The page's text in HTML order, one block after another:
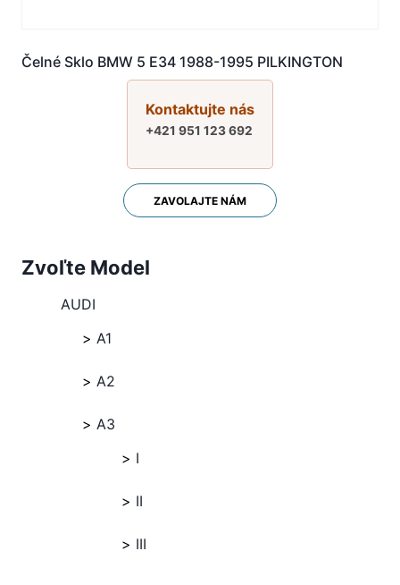
Čelné Sklo BMW 5 E34 1988-1995 PILKINGTON
Kontaktujte nás
+421 951 123 692
ZAVOLAJTE NÁM
Zvoľte Model
AUDI
A1
A2
A3
I
II
III